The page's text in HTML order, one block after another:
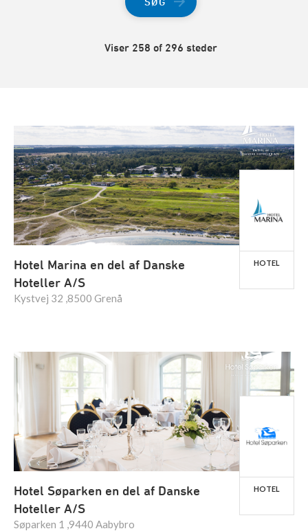
Viser 258 of 296 steder
Hotel Marina en del af Danske
Hoteller A/S
Kystvej 32 ,8500 Grenå
HOTEL
Hotel Søparken en del af Danske
Hoteller A/S
Søparken 1 ,9440 Aabybro
HOTEL